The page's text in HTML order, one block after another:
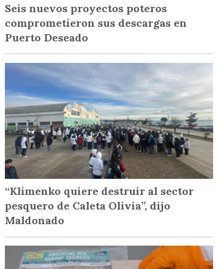
Seis nuevos proyectos poteros
comprometieron sus descargas en
Puerto Deseado
“Klimenko quiere destruir al sector
pesquero de Caleta Olivia”, dijo
Maldonado